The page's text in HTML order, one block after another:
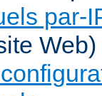
par-
Web)